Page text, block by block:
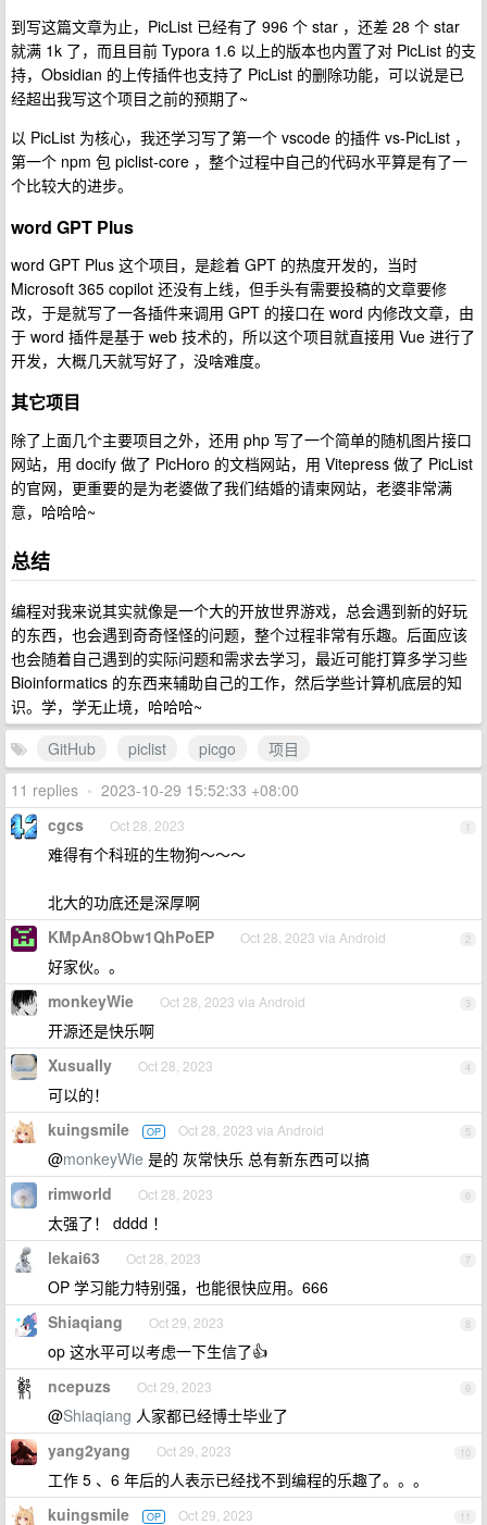
到写这篇文章为止，PicList 已经有了 996 个 star ，还差 28 个 star
就满 1k 了，而且目前 Typora 1.6 以上的版本也内置了对 PicList 的支
持，Obsidian 的上传插件也支持了 PicList 的删除功能，可以说是已
经超出我写这个项目之前的预期了~
以 PicList 为核心，我还学习写了第一个 vscode 的插件 vs-PicList ，
第一个 npm 包 piclist-core ，整个过程中自己的代码水平算是有了一
个比较大的进步。
word GPT Plus
word GPT Plus 这个项目，是趁着 GPT 的热度开发的，当时
Microsoft 365 copilot 还没有上线，但手头有需要投稿的文章要修
改，于是就写了一各插件来调用 GPT 的接口在 word 内修改文章，由
于 word 插件是基于 web 技术的，所以这个项目就直接用 Vue 进行了
开发，大概几天就写好了，没啥难度。
其它项目
除了上面几个主要项目之外，还用 php 写了一个简单的随机图片接口
网站，用 docify 做了 PicHoro 的文档网站，用 Vitepress 做了 PicList
的官网，更重要的是为老婆做了我们结婚的请柬网站，老婆非常满
意，哈哈哈~
总结
编程对我来说其实就像是一个大的开放世界游戏，总会遇到新的好玩
的东西，也会遇到奇奇怪怪的问题，整个过程非常有乐趣。后面应该
也会随着自己遇到的实际问题和需求去学习，最近可能打算多学习些
Bioinformatics 的东西来辅助自己的工作，然后学些计算机底层的知
识。学，学无止境，哈哈哈~
GitHub
piclist picgo
项目
11 replies • 2023-10-29 15:52:33 +08:00
1
cgcs Oct 28, 2023
难得有个科班的生物狗～～～
北大的功底还是深厚啊
2
KMpAn8Obw1QhPoEP Oct 28, 2023 via Android
好家伙。。
3
monkeyWie Oct 28, 2023 via Android
开源还是快乐啊
4
Xusually Oct 28, 2023
可以的！
5
kuingsmile OP Oct 28, 2023 via Android
@monkeyWie 是的 灰常快乐 总有新东西可以搞
6
rimworld Oct 28, 2023
太强了！ dddd ！
7
lekai63 Oct 28, 2023
OP 学习能力特别强，也能很快应用。666
8
Shiaqiang Oct 29, 2023
op 这水平可以考虑一下生信了👍
9
ncepuzs Oct 29, 2023
@Shiaqiang 人家都已经博士毕业了
10
yang2yang Oct 29, 2023
工作 5 、6 年后的人表示已经找不到编程的乐趣了。。。
11
kuingsmile OP Oct 29, 2023